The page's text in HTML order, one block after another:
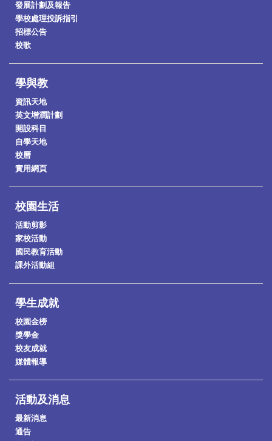
發展計劃及報告
學校處理投訴指引
招標公告
校歌
學與教
資訊天地
英文增潤計劃
開設科目
自學天地
校曆
實用網頁
校園生活
活動剪影
家校活動
國民教育活動
課外活動組
學生成就
校園金榜
獎學金
校友成就
媒體報導
活動及消息
最新消息
通告